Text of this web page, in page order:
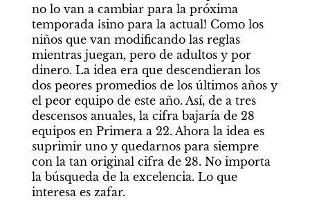
no lo van a cambiar para la próxima
temporada ¡sino para la actual! Como los
niños que van modificando las reglas
mientras juegan, pero de adultos y por
dinero. La idea era que descendieran los
dos peores promedios de los últimos años y
el peor equipo de este año. Así, de a tres
descensos anuales, la cifra bajaría de 28
equipos en Primera a 22. Ahora la idea es
suprimir uno y quedarnos para siempre
con la tan original cifra de 28. No importa
la búsqueda de la excelencia. Lo que
interesa es zafar.